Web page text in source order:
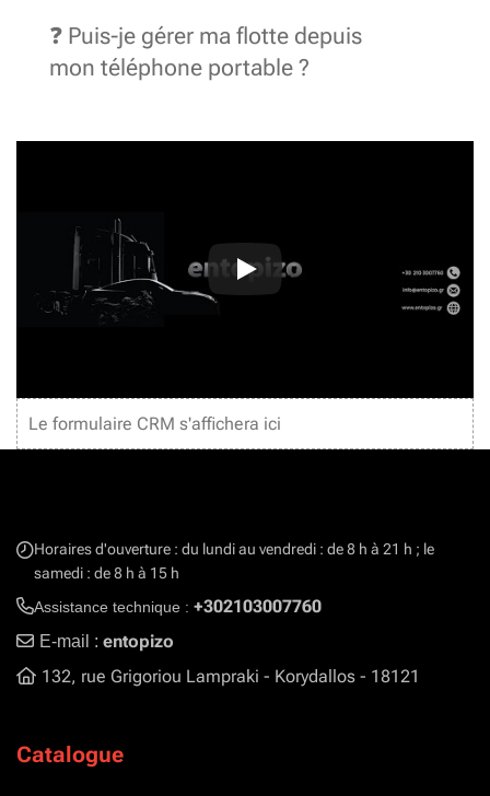
❓ Puis-je gérer ma flotte depuis
mon téléphone portable ?
Le formulaire CRM s'affichera ici
Horaires d'ouverture : du lundi au vendredi : de 8 h à 21 h ; le
samedi : de 8 h à 15 h
Assistance technique : +302103007760
E-mail : entopizo
132, rue Grigoriou Lampraki - Korydallos - 18121
Catalogue